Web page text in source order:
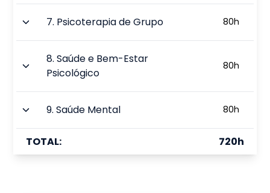
7. Psicoterapia de Grupo 80h
8.Saúde e Bem-Estar
Psicológico
80h
9.Saúde Mental 80h
TOTAL: 720h